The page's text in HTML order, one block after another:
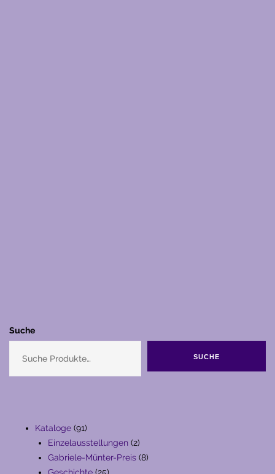
Suche
SUCHE
Kataloge 9191
Produkte
Einzelausstellungen 22
Produkte
Gabriele-Münter-Preis 88
Geschichte 2525